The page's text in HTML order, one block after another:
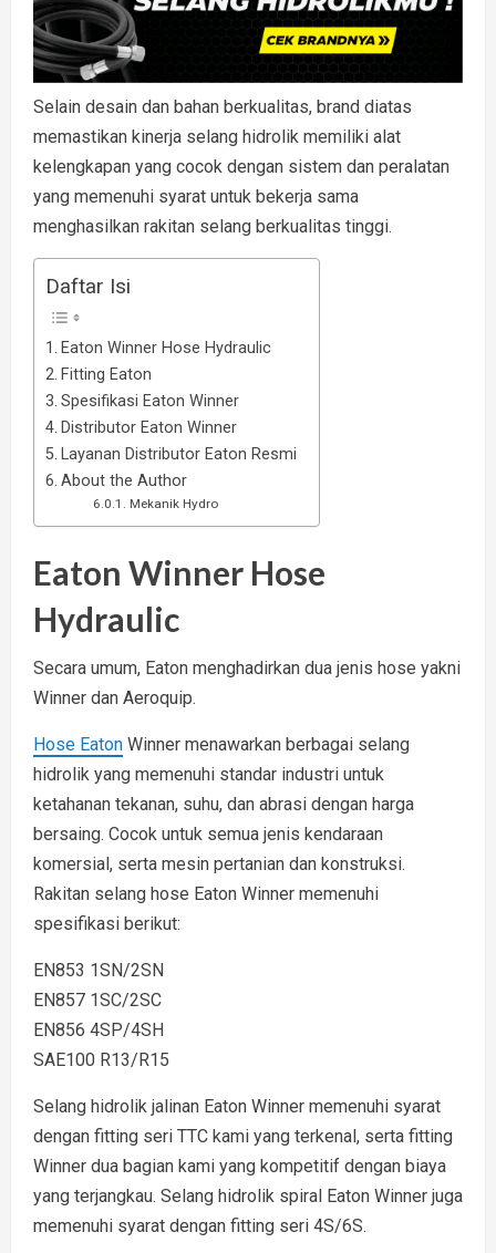
Selain desain dan bahan berkualitas, brand diatas
memastikan kinerja selang hidrolik memiliki alat
kelengkapan yang cocok dengan sistem dan peralatan
yang memenuhi syarat untuk bekerja sama
menghasilkan rakitan selang berkualitas tinggi.
Daftar Isi
Eaton Winner Hose Hydraulic
Fitting Eaton
Spesifikasi Eaton Winner
Distributor Eaton Winner
Layanan Distributor Eaton Resmi
About the Author
Mekanik Hydro
Eaton Winner Hose
Hydraulic
Secara umum, Eaton menghadirkan dua jenis hose yakni
Winner dan Aeroquip.
Hose Eaton Winner menawarkan berbagai selang
hidrolik yang memenuhi standar industri untuk
ketahanan tekanan, suhu, dan abrasi dengan harga
bersaing. Cocok untuk semua jenis kendaraan
komersial, serta mesin pertanian dan konstruksi.
Rakitan selang hose Eaton Winner memenuhi
spesifikasi berikut:
EN853 1SN/2SN
EN857 1SC/2SC
EN856 4SP/4SH
SAE100 R13/R15
Selang hidrolik jalinan Eaton Winner memenuhi syarat
dengan fitting seri TTC kami yang terkenal, serta fitting
Winner dua bagian kami yang kompetitif dengan biaya
yang terjangkau. Selang hidrolik spiral Eaton Winner juga
memenuhi syarat dengan fitting seri 4S/6S.